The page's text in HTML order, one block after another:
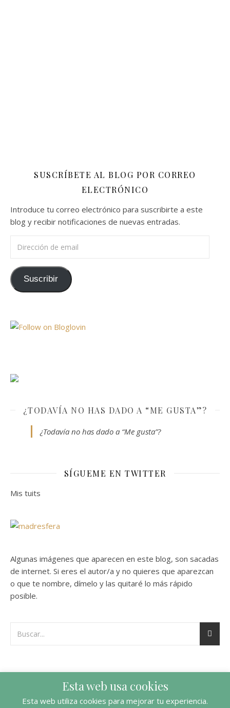
SUSCRÍBETE AL BLOG POR CORREO
ELECTRÓNICO
Introduce tu correo electrónico para suscribirte a este
blog y recibir notificaciones de nuevas entradas.
Suscribir
¿TODAVÍA NO HAS DADO A “ME GUSTA”?
¿Todavía no has dado a “Me gusta”?
SÍGUEME EN TWITTER
Mis tuits
Algunas imágenes que aparecen en este blog, son sacadas
de internet. Si eres el autor/a y no quieres que aparezcan
o que te nombre, dímelo y las quitaré lo más rápido
posible.
Esta web usa cookies
Esta web utiliza cookies para mejorar tu experiencia.